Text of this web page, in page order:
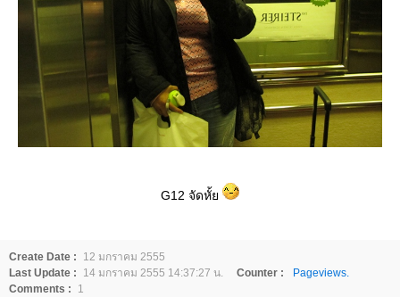
G12 จัดหั้
Create Date :
12 มกราคม 2555
Last Update :
14 มกราคม 2555 14:37:27 น. Counter :
Pageviews.
Comments :
1